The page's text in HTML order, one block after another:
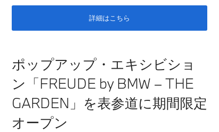
詳細はこちら
ポップアップ・エキシビショ
ン「FREUDE by BMW – THE
GARDEN」を表参道に期間限定
オープン